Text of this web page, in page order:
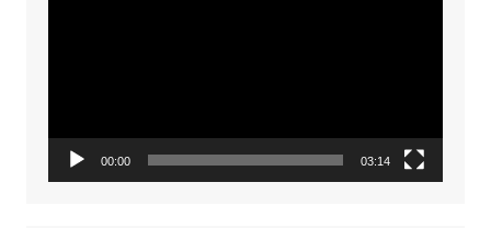
00:00 03:14